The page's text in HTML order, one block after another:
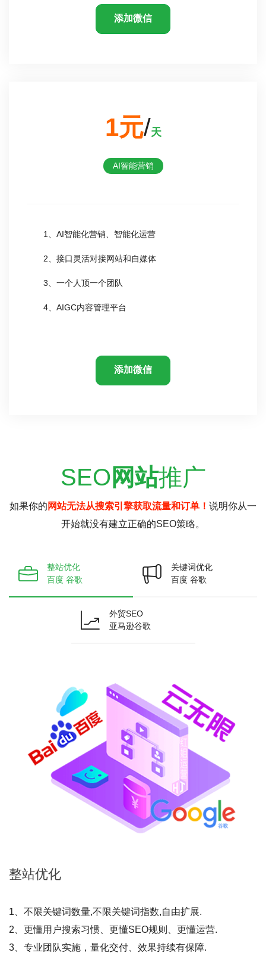
添加微信
1元/天
AI智能营销
1、AI智能化营销、智能化运营
2、接口灵活对接网站和自媒体
3、一个人顶一个团队
4、AIGC内容管理平台
添加微信
SEO 网站推广
如果你的 网站无法从搜索引擎获取流量和订单！ 说明你从一
开始就没有建立正确的SEO策略。
整站优化
百度 谷歌
关键词优化
百度 谷歌
外贸SEO
亚马逊谷歌
整站优化
1、不限关键词数量,不限关键词指数,自由扩展.
2、更懂用户搜索习惯、更懂SEO规则、更懂运营.
3、专业团队实施，量化交付、效果持续有保障.